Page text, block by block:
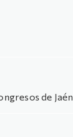
de Jaén